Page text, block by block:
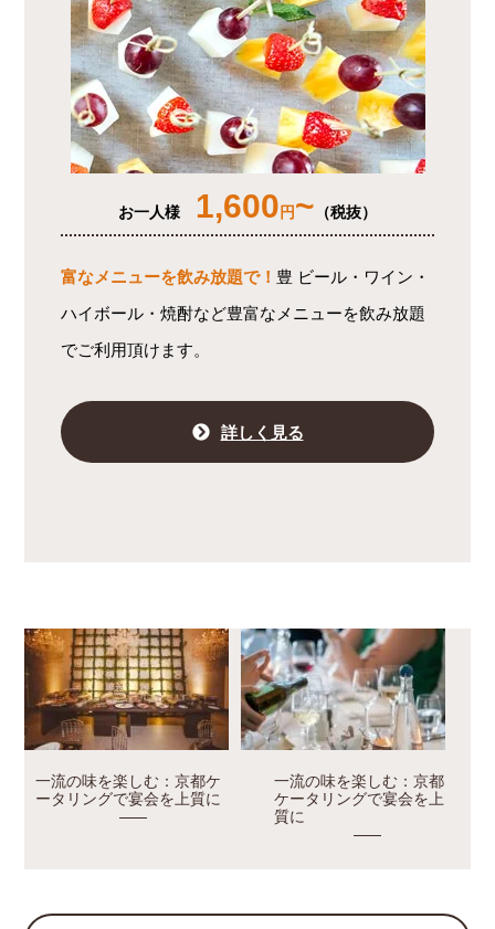
お一人様 1,600 円~ （税抜）
富なメニューを飲み放題で！ 豊 ビール・ワイン・
ハイボール・焼酎など豊富なメニューを飲み放題
でご利用頂けます。
詳しく見る
一流の味を楽しむ：京都ケ
ータリングで宴会を上質に
一流の味を楽しむ：京都
ケータリングで宴会を上
質に